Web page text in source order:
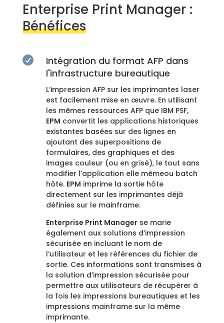
Enterprise Print Manager :
Bénéfices

Intégration du format AFP dans
l'infrastructure bureautique
L’impression AFP sur les imprimantes laser
est facilement mise en œuvre. En utilisant
les mêmes ressources AFP que IBM PSF,
EPM convertit les applications historiques
existantes basées sur des lignes en
ajoutant des superpositions de
formulaires, des graphiques et des
images couleur (ou en grisé), le tout sans
modifier l’application elle mêmeou batch
hôte. EPM imprime la sortie hôte
directement sur les imprimantes déjà
définies sur le mainframe.
Enterprise Print Managerse marie
également aux solutions d’impression
sécurisée en incluant le nom de
l’utilisateur et les références du fichier de
sortie. Ces informations sont transmises à
la solution d’impression sécurisée pour
permettre aux utilisateurs de récupérer à
la fois les impressions bureautiques et les
impressions mainframe sur la même
imprimante.